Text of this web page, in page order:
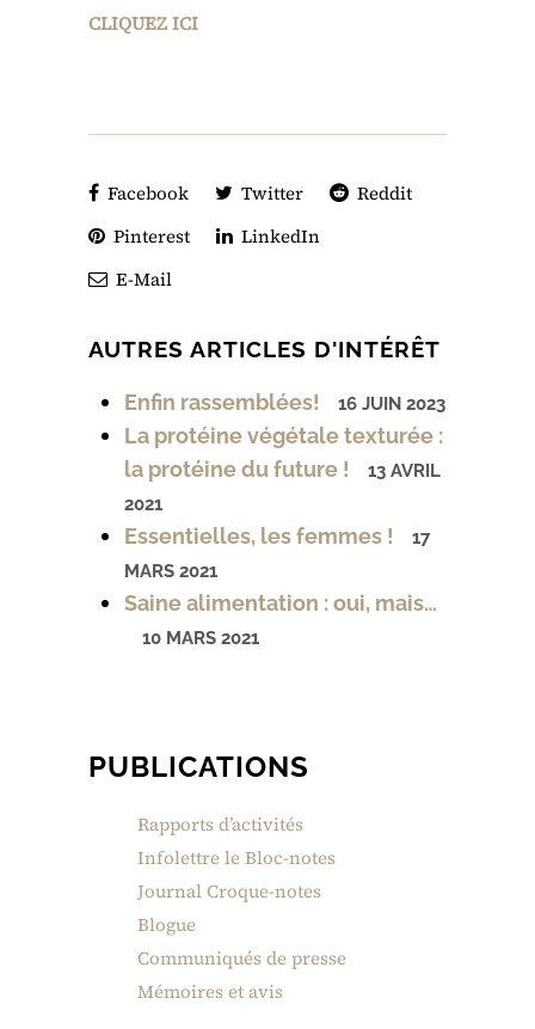
CLIQUEZ ICI
Facebook Twitter
Reddit
Pinterest
LinkedIn
E-Mail
AUTRES ARTICLES D'INTÉRÊT
Enfin rassemblées! 16 JUIN 2023
La protéine végétale texturée :
la protéine du future !
13 AVRIL
2021
Essentielles, les femmes !
17
MARS 2021
Saine alimentation : oui, mais…
10 MARS 2021
PUBLICATIONS
Rapports d’activités
Infolettre le Bloc-notes
Journal Croque-notes
Blogue
Communiqués de presse
Mémoires et avis